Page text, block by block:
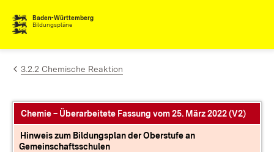
Zum Inhalt springen
Baden-Württemberg
Bildungspläne
3.2.2 Chemische Reaktion
Chemie – Überarbeitete Fassung vom 25. März 2022 (V2)
Hinweis zum Bildungsplan der Oberstufe an
Gemeinschaftsschulen